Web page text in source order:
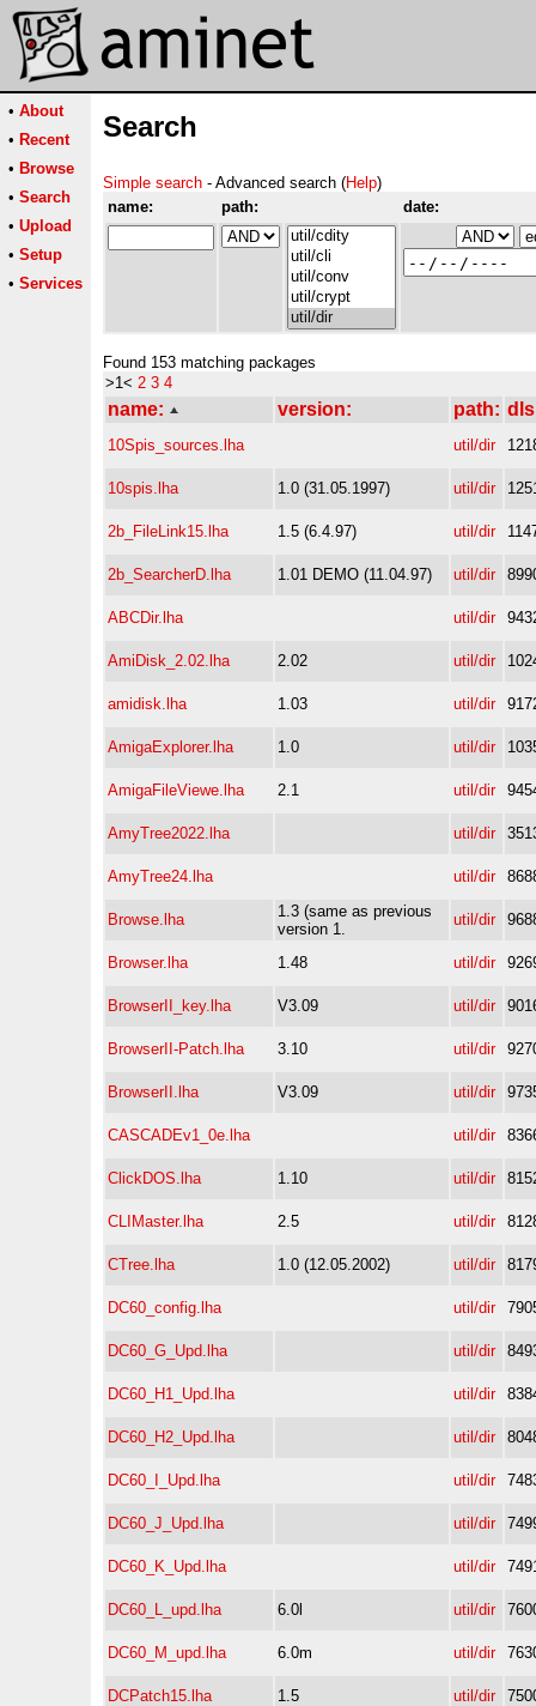
• About
• Recent
• Browse
• Search
• Upload
• Setup
• Services
Search
Simple search - Advanced search (Help)
name:
path: date:
Found 153 matching packages
>1< 2 3 4
name: version: path:
10Spis_sources.lha util/dir
10spis.lha 1.0 (31.05.1997) util/dir
2b_FileLink15.lha 1.5 (6.4.97) util/dir
2b_SearcherD.lha 1.01 DEMO (11.04.97) util/dir
ABCDir.lha util/dir
AmiDisk_2.02.lha 2.02 util/dir
amidisk.lha 1.03 util/dir
AmigaExplorer.lha 1.0 util/dir
AmigaFileViewe.lha 2.1 util/dir
AmyTree2022.lha util/dir
AmyTree24.lha util/dir
Browse.lha
1.3 (same as previous
version 1.
util/dir
Browser.lha 1.48 util/dir
BrowserII_key.lha V3.09 util/dir
BrowserII-Patch.lha 3.10 util/dir
BrowserII.lha V3.09 util/dir
CASCADEv1_0e.lha util/dir
ClickDOS.lha 1.10 util/dir
CLIMaster.lha 2.5 util/dir
CTree.lha 1.0 (12.05.2002) util/dir
DC60_config.lha util/dir
DC60_G_Upd.lha util/dir
DC60_H1_Upd.lha util/dir
DC60_H2_Upd.lha util/dir
DC60_I_Upd.lha util/dir
DC60_J_Upd.lha util/dir
DC60_K_Upd.lha util/dir
DC60_L_upd.lha 6.0l util/dir
DC60_M_upd.lha 6.0m util/dir
DCPatch15.lha 1.5 util/dir